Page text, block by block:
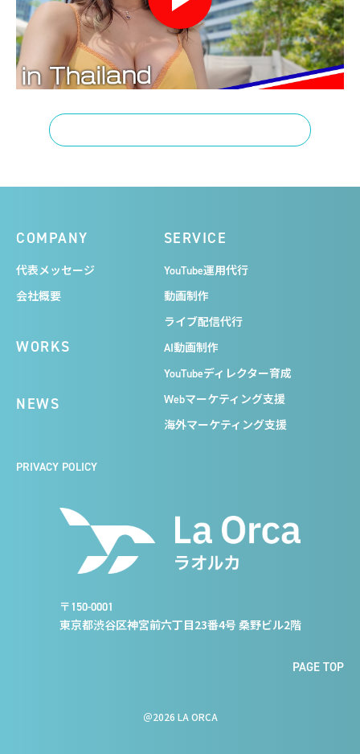
〒150-0001
東京都渋谷区神宮前六丁目23番4号 桑野ビル2階
COMPANY
代表メッセージ
会社概要
WORKS
NEWS
SERVICE
YouTube運用代行
動画制作
ライブ配信代行
AI動画制作
YouTubeディレクター育成
Webマーケティング支援
海外マーケティング支援
PRIVACY POLICY
PAGE TOP
＠2026 LA ORCA